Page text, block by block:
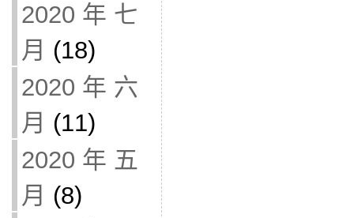
2020 年 七
月 (18)
2020 年 六
月 (11)
2020 年 五
月 (8)